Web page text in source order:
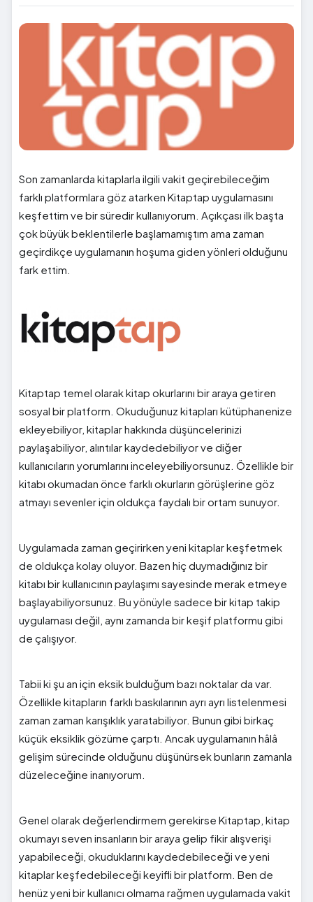
Son zamanlarda kitaplarla ilgili vakit geçirebileceğim
farklı platformlara göz atarken Kitaptap uygulamasını
keşfettim ve bir süredir kullanıyorum. Açıkçası ilk başta
çok büyük beklentilerle başlamamıştım ama zaman
geçirdikçe uygulamanın hoşuma giden yönleri olduğunu
fark ettim.
Kitaptap temel olarak kitap okurlarını bir araya getiren
sosyal bir platform. Okuduğunuz kitapları kütüphanenize
ekleyebiliyor, kitaplar hakkında düşüncelerinizi
paylaşabiliyor, alıntılar kaydedebiliyor ve diğer
kullanıcıların yorumlarını inceleyebiliyorsunuz. Özellikle bir
kitabı okumadan önce farklı okurların görüşlerine göz
atmayı sevenler için oldukça faydalı bir ortam sunuyor.
Uygulamada zaman geçirirken yeni kitaplar keşfetmek
de oldukça kolay oluyor. Bazen hiç duymadığınız bir
kitabı bir kullanıcının paylaşımı sayesinde merak etmeye
başlayabiliyorsunuz. Bu yönüyle sadece bir kitap takip
uygulaması değil, aynı zamanda bir keşif platformu gibi
de çalışıyor.
Tabii ki şu an için eksik bulduğum bazı noktalar da var.
Özellikle kitapların farklı baskılarının ayrı ayrı listelenmesi
zaman zaman karışıklık yaratabiliyor. Bunun gibi birkaç
küçük eksiklik gözüme çarptı. Ancak uygulamanın hâlâ
gelişim sürecinde olduğunu düşünürsek bunların zamanla
düzeleceğine inanıyorum.
Genel olarak değerlendirmem gerekirse Kitaptap, kitap
okumayı seven insanların bir araya gelip fikir alışverişi
yapabileceği, okuduklarını kaydedebileceği ve yeni
kitaplar keşfedebileceği keyifli bir platform. Ben de
henüz yeni bir kullanıcı olmama rağmen uygulamada vakit